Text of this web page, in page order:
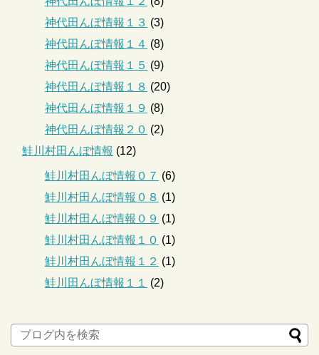
神代田んぼ情報１３ (3)
神代田んぼ情報１４ (8)
神代田んぼ情報１５ (9)
神代田んぼ情報１８ (20)
神代田んぼ情報１９ (8)
神代田んぼ情報２０ (2)
鮭川村田んぼ情報 (12)
鮭川村田んぼ情報０７ (6)
鮭川村田んぼ情報０８ (1)
鮭川村田んぼ情報０９ (1)
鮭川村田んぼ情報１０ (1)
鮭川村田んぼ情報１２ (1)
鮭川田んぼ情報１１
(2)